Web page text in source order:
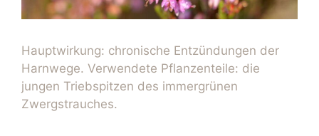
Hauptwirkung: chronische Entzündungen der
Harnwege. Verwendete Pflanzenteile: die
jungen Triebspitzen des immergrünen
Zwergstrauches.